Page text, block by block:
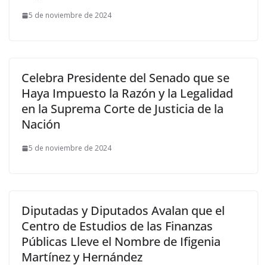
5 de noviembre de 2024
Celebra Presidente del Senado que se
Haya Impuesto la Razón y la Legalidad
en la Suprema Corte de Justicia de la
Nación
5 de noviembre de 2024
Diputadas y Diputados Avalan que el
Centro de Estudios de las Finanzas
Públicas Lleve el Nombre de Ifigenia
Martínez y Hernández